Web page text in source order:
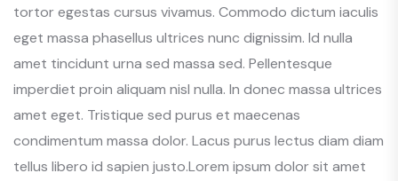
tortor egestas cursus vivamus. Commodo dictum iaculis
eget massa phasellus ultrices nunc dignissim. Id nulla
amet tincidunt urna sed massa sed. Pellentesque
imperdiet proin aliquam nisl nulla. In donec massa ultrices
amet eget. Tristique sed purus et maecenas
condimentum massa dolor. Lacus purus lectus diam diam
tellus libero id sapien justo.Lorem ipsum dolor sit amet